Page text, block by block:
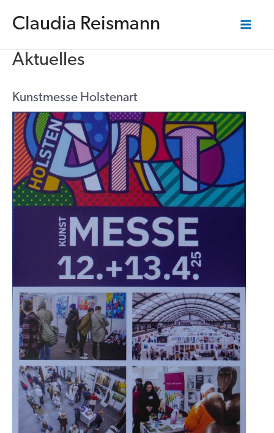
Inhalt
springen
Claudia Reismann
Aktuelles
Kunstmesse Holstenart